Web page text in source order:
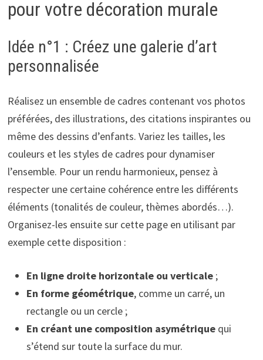
pour votre décoration murale
Idée n°1 : Créez une galerie d’art
personnalisée
Réalisez un ensemble de cadres contenant vos photos
préférées, des illustrations, des citations inspirantes ou
même des dessins d’enfants. Variez les tailles, les
couleurs et les styles de cadres pour dynamiser
l’ensemble. Pour un rendu harmonieux, pensez à
respecter une certaine cohérence entre les différents
éléments (tonalités de couleur, thèmes abordés…).
Organisez-les ensuite sur cette page en utilisant par
exemple cette disposition :
En ligne droite horizontale ou verticale;
En forme géométrique, comme un carré, un
rectangle ou un cercle ;
En créant une composition asymétriquequi
s’étend sur toute la surface du mur.